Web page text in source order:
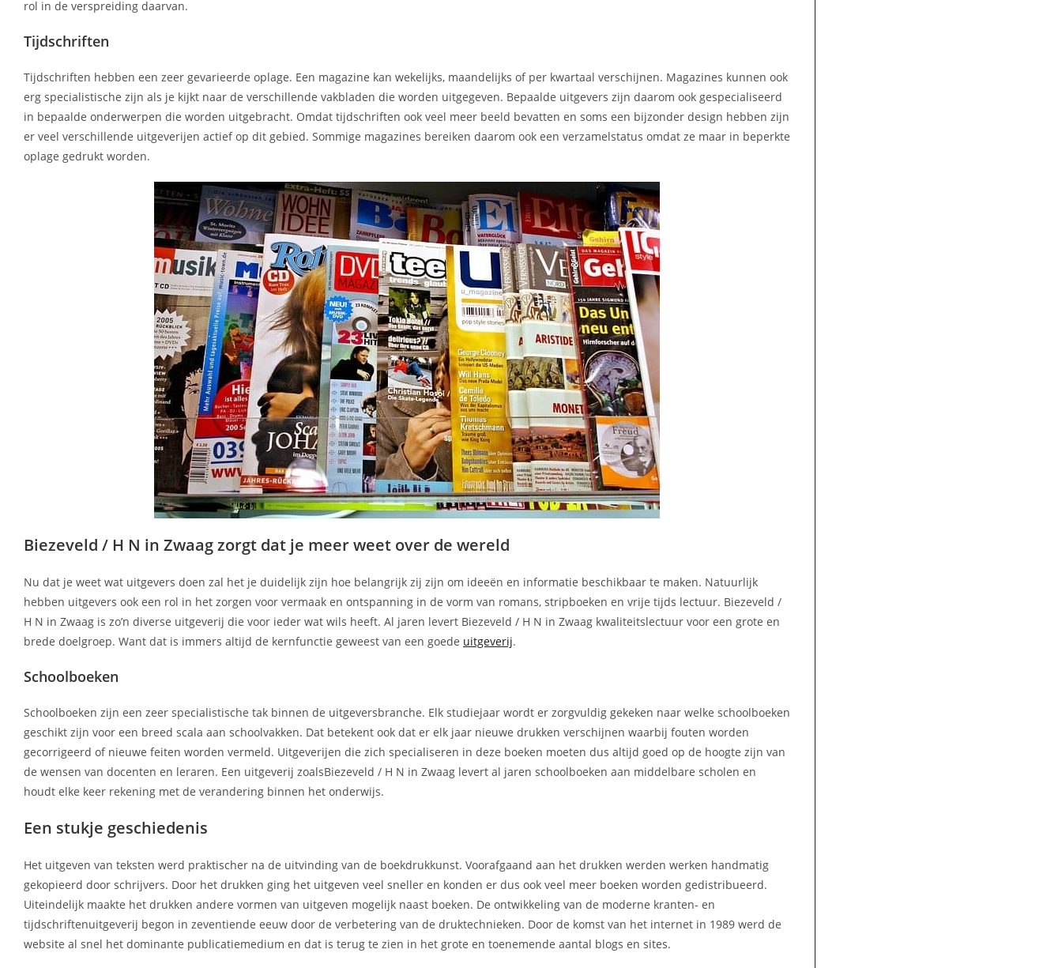
rol in de verspreiding daarvan.
Tijdschriften
Tijdschriften hebben een zeer gevarieerde oplage. Een magazine kan wekelijks, maandelijks of per kwartaal verschijnen. Magazines kunnen ook
erg specialistische zijn als je kijkt naar de verschillende vakbladen die worden uitgegeven. Bepaalde uitgevers zijn daarom ook gespecialiseerd
in bepaalde onderwerpen die worden uitgebracht. Omdat tijdschriften ook veel meer beeld bevatten en soms een bijzonder design hebben zijn
er veel verschillende uitgeverijen actief op dit gebied. Sommige magazines bereiken daarom ook een verzamelstatus omdat ze maar in beperkte
oplage gedrukt worden.
Biezeveld / H N in Zwaag zorgt dat je meer weet over de wereld
Nu dat je weet wat uitgevers doen zal het je duidelijk zijn hoe belangrijk zij zijn om ideeën en informatie beschikbaar te maken. Natuurlijk
hebben uitgevers ook een rol in het zorgen voor vermaak en ontspanning in de vorm van romans, stripboeken en vrije tijds lectuur. Biezeveld /
H N in Zwaag is zo’n diverse uitgeverij die voor ieder wat wils heeft. Al jaren levert Biezeveld / H N in Zwaag kwaliteitslectuur voor een grote en
brede doelgroep. Want dat is immers altijd de kernfunctie geweest van een goede uitgeverij.
Schoolboeken
Schoolboeken zijn een zeer specialistische tak binnen de uitgeversbranche. Elk studiejaar wordt er zorgvuldig gekeken naar welke schoolboeken
geschikt zijn voor een breed scala aan schoolvakken. Dat betekent ook dat er elk jaar nieuwe drukken verschijnen waarbij fouten worden
gecorrigeerd of nieuwe feiten worden vermeld. Uitgeverijen die zich specialiseren in deze boeken moeten dus altijd goed op de hoogte zijn van
de wensen van docenten en leraren. Een uitgeverij zoalsBiezeveld / H N in Zwaag levert al jaren schoolboeken aan middelbare scholen en
houdt elke keer rekening met de verandering binnen het onderwijs.
Een stukje geschiedenis
Het uitgeven van teksten werd praktischer na de uitvinding van de boekdrukkunst. Voorafgaand aan het drukken werden werken handmatig
gekopieerd door schrijvers. Door het drukken ging het uitgeven veel sneller en konden er dus ook veel meer boeken worden gedistribueerd.
Uiteindelijk maakte het drukken andere vormen van uitgeven mogelijk naast boeken. De ontwikkeling van de moderne kranten- en
tijdschriftenuitgeverij begon in zeventiende eeuw door de verbetering van de druktechnieken. Door de komst van het internet in 1989 werd de
website al snel het dominante publicatiemedium en dat is terug te zien in het grote en toenemende aantal blogs en sites.